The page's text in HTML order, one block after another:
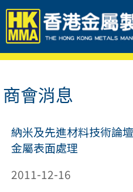
商會消息
納米及先進材料技術論
金屬表面處理
2011-12-16